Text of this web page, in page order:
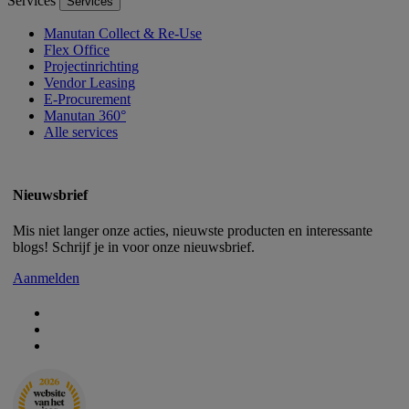
Manutan Collect & Re-Use
Flex Office
Projectinrichting
Vendor Leasing
E-Procurement
Manutan 360°
Alle services
Nieuwsbrief
Mis niet langer onze acties, nieuwste producten en interessante
blogs! Schrijf je in voor onze nieuwsbrief.
Aanmelden